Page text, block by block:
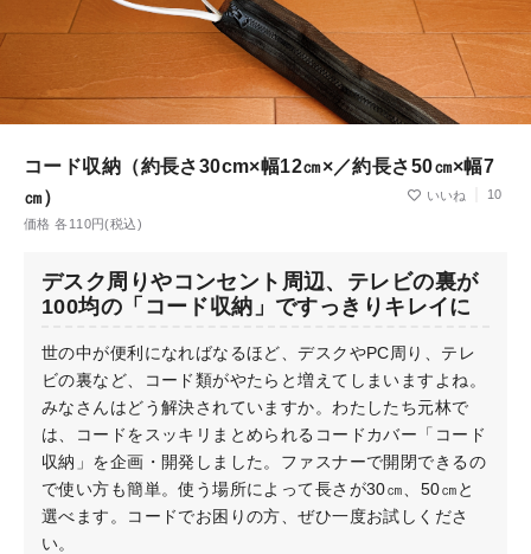
10
コード収納（約長さ30cm×幅12㎝×／約長さ50㎝×幅7
㎝）
価格 各110円(税込)
デスク周りやコンセント周辺、テレビの裏が
100均の「コード収納」ですっきりキレイに
世の中が便利になればなるほど、デスクやPC周り、テレ
ビの裏など、コード類がやたらと増えてしまいますよね。
みなさんはどう解決されていますか。わたしたち元林で
は、コードをスッキリまとめられるコードカバー「コード
収納」を企画・開発しました。ファスナーで開閉できるの
で使い方も簡単。使う場所によって長さが30㎝、50㎝と
選べます。コードでお困りの方、ぜひ一度お試しくださ
い。